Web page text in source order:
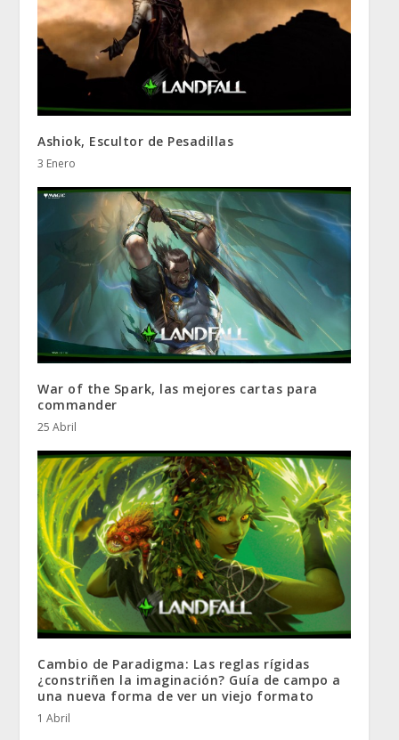
Ashiok, Escultor de Pesadillas
3 Enero
War of the Spark, las mejores cartas para
commander
25 Abril
Cambio de Paradigma: Las reglas rígidas
¿constriñen la imaginación? Guía de campo a
una nueva forma de ver un viejo formato
1 Abril